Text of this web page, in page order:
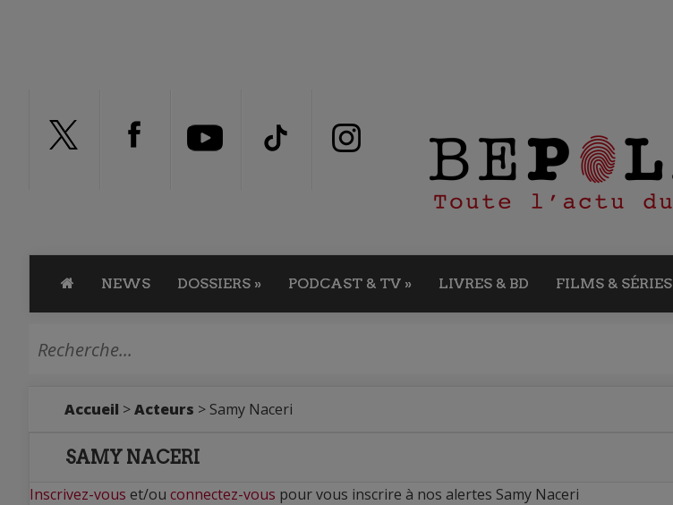
NEWS DOSSIERS » PODCAST & TV » LIVRES & BD FILMS & SÉRIES
Accueil >Acteurs > Samy Naceri
SAMY NACERI
Inscrivez-vous et/ou connectez-vous pour vous inscrire à nos alertes Samy Naceri